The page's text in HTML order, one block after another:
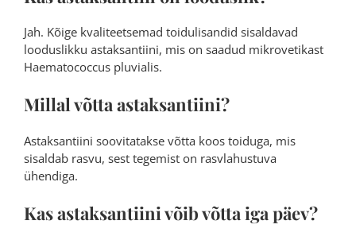
Jah. Kõige kvaliteetsemad toidulisandid sisaldavad
looduslikku astaksantiini, mis on saadud mikrovetikast
Haematococcus pluvialis.
Millal võtta astaksantiini?
Astaksantiini soovitatakse võtta koos toiduga, mis
sisaldab rasvu, sest tegemist on rasvlahustuva
ühendiga.
Kas astaksantiini võib võtta iga päev?